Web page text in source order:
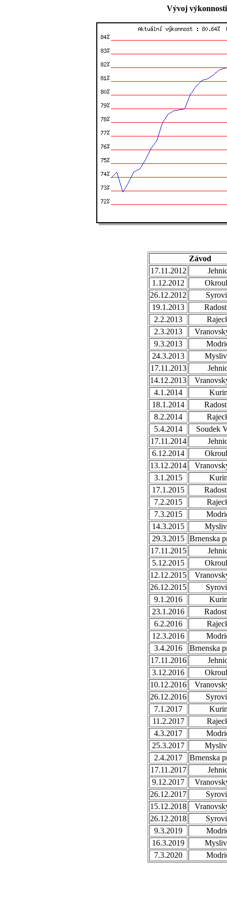
Vývoj
Závod
17.11.2012
1.12.2012
26.12.2012
19.1.2013
2.2.2013
2.3.2013
9.3.2013
24.3.2013
17.11.2013
14.12.2013
4.1.2014
18.1.2014
8.2.2014
5.4.2014
Soudek
17.11.2014
6.12.2014
13.12.2014
3.1.2015
17.1.2015
7.2.2015
7.3.2015
14.3.2015
29.3.2015 Brnenska
17.11.2015
5.12.2015
12.12.2015
26.12.2015
9.1.2016
23.1.2016
6.2.2016
12.3.2016
3.4.2016
Brnenska
17.11.2016
3.12.2016
10.12.2016
26.12.2016
7.1.2017
11.2.2017
4.3.2017
25.3.2017
2.4.2017
Brnenska
17.11.2017
9.12.2017
26.12.2017
15.12.2018
26.12.2018
9.3.2019
16.3.2019
7.3.2020